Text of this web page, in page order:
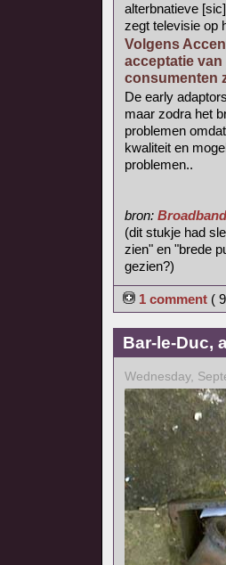
alterbnatieve
zegt televisie op
Volgens
acceptatie
consumenten
De early
maar zodra het
problemen
kwaliteit en
problemen..
bron:
(dit stukje had
zien" en "brede
gezien?)
1 comment (
Bar-le-Duc,
Wednesday,